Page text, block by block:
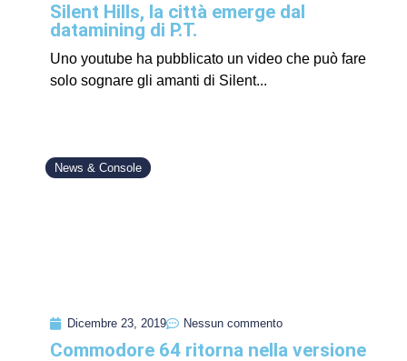
Silent Hills, la città emerge dal
datamining di P.T.
Uno youtube ha pubblicato un video che può fare
solo sognare gli amanti di Silent...
News & Console
Dicembre 23, 2019 Nessun commento
Commodore 64 ritorna nella versione